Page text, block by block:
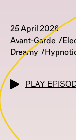
25 April 2026
Avant-Garde
Dreamy
PLAY